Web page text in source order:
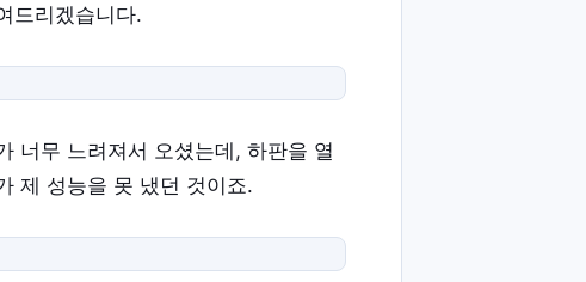
드리겠습니다.
너무 느려져서 오셨는데, 하판을 열
제 성능을 못 냈던 것이죠.